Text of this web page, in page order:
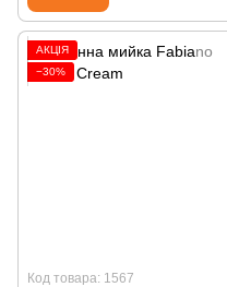
АКЦІЯ
−30%
Код товара: 1567